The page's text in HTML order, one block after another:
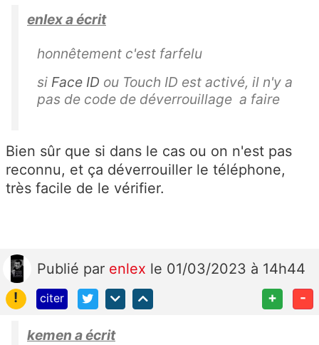
enlex a écrit
honnêtement c'est farfelu
si Face ID ou Touch ID est activé, il n'y a
pas de code de déverrouillage a faire
Bien sûr que si dans le cas ou on n'est pas
reconnu, et ça déverrouiller le téléphone,
très facile de le vérifier.
Publié par enlex le 01/03/2023 à 14h44
!
citer + -
kemen a écrit